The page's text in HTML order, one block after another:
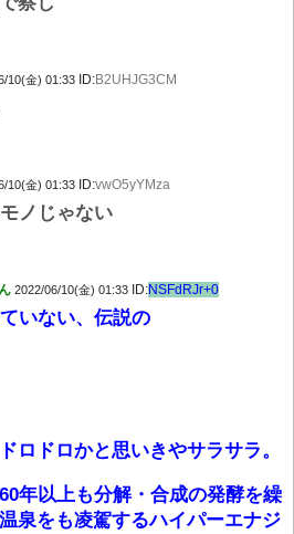
10(金) 01:33 ID:B2UHJG3CM
10(金) 01:33 ID:vwO5yYMza
ノじゃない
2022/06/10(金) 01:33 ID:NSFdRJr+0
いない、伝説の
ロドロかと思いきやサラサラ。
年以上も分解・合成の発酵を繰
泉をも凌駕するハイパーエナジ